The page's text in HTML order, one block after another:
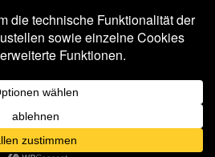
Stolz präsentiert von WordPress